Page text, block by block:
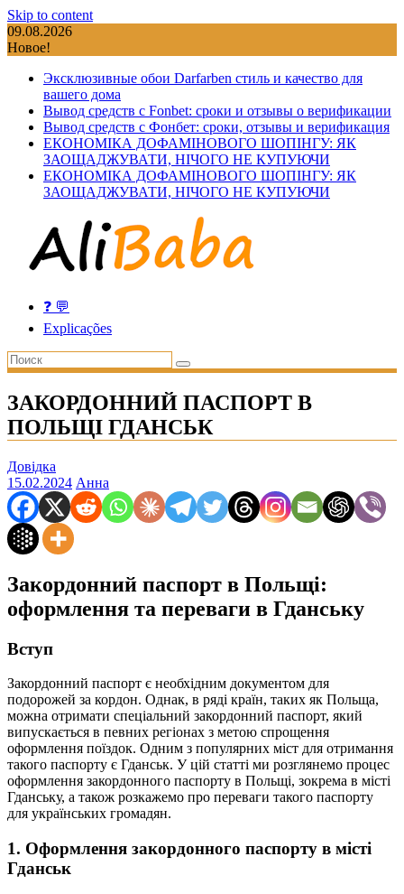
Skip to content
09.08.2026
Новое!
Эксклюзивные обои Darfarben стиль и качество для
вашего дома
Вывод средств с Fonbet: сроки и отзывы о верификации
Вывод средств с Фонбет: сроки, отзывы и верификация
ЕКОНОМІКА ДОФАМІНОВОГО ШОПІНГУ: ЯК
ЗАОЩАДЖУВАТИ, НІЧОГО НЕ КУПУЮЧИ
ЕКОНОМІКА ДОФАМІНОВОГО ШОПІНГУ: ЯК
ЗАОЩАДЖУВАТИ, НІЧОГО НЕ КУПУЮЧИ
❓ 💬
Explicações
ЗАКОРДОННИЙ ПАСПОРТ В
ПОЛЬЩІ ГДАНСЬК
Довідка
15.02.2024 Анна
Закордонний паспорт в Польщі:
оформлення та переваги в Гданську
Вступ
Закордонний паспорт є необхідним документом для
подорожей за кордон. Однак, в ряді країн, таких як Польща,
можна отримати спеціальний закордонний паспорт, який
випускається в певних регіонах з метою спрощення
оформлення поїздок. Одним з популярних міст для отримання
такого паспорту є Гданськ. У цій статті ми розглянемо процес
оформлення закордонного паспорту в Польщі, зокрема в місті
Гданську, а також розкажемо про переваги такого паспорту
для українських громадян.
1. Оформлення закордонного паспорту в місті
Гданськ